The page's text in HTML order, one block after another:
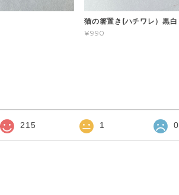
猫の箸置き(ハチワレ）黒白
¥990
215 1 0